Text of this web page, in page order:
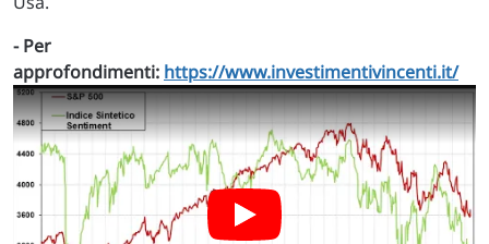
- Per
approfondimenti: https://www.investimentivincenti.it/